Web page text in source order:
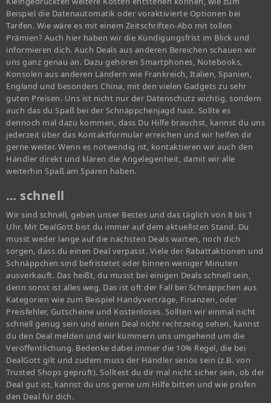
Beispiel die Datenautomatik oder voraktivierte Optionen bei
Tarifen. Wie wäre es mit einem Zeitschriften-Abo mit tollen
Prämien? Auch hier haben wir die Kündigungsfrist im Blick und
informieren dich. Auch Deals aus anderen Bereichen schauen wir
uns ganz genau an. Dazu gehören Smartphones, Notebooks,
Konsolen aus anderen Ländern wie Frankreich, Italien, Spanien,
England und besonders China, mit den vielen Gadgets zu sehr
guten Preisen. Uns ist nicht nur der Datenschutz wichtig, sondern
auch das du Spaß bei der Schnäppchenjagd hast. Sollte es
dennoch mal dazu kommen, dass Du Hilfe brauchst, kannst du uns
jederzeit über das Kontaktformular erreichen und wir helfen dir
gerne weiter. Wenn es notwendig ist, kontaktieren wir auch den
Händler direkt und klären die Angelegenheit, damit wir alle
weiterhin Spaß am Sparen haben.
… schnell
Wir sind schnell, geben unser Bestes und das täglich von 8 bis 1
Uhr. Mit DealGott bist du immer auf dem aktuellsten Stand. Du
musst weder lange auf die nächsten Deals warten, noch dich
sorgen, dass du einen Deal verpasst. Viele der Rabattaktionen und
Schnäppchen sind befristetet oder binnen weniger Minuten
ausverkauft. Das heißt, du musst bei einigen Deals schnell sein,
denn sonst ist alles weg. Das ist oft der Fall bei Schnäppchen aus
Kategorien wie zum Beispiel Handyverträge, Finanzen, oder
Preisfehler, Gutscheine und Kostenloses. Sollten wir einmal nicht
schnell genug sein und einen Deal nicht rechtzeitig sehen, kannst
du den Deal melden und wir kümmern uns umgehend um die
Veröffentlichung. Bedenke dabei immer die 10% Regel, die bei
DealGott gilt und zudem muss der Händler seriös sein (z.B. von
Trusted Shops geprüft). Solltest du dir mal nicht sicher sein, ob der
Deal gut ist, kannst du uns gerne um Hilfe bitten und wie prüfen
den Deal für dich.